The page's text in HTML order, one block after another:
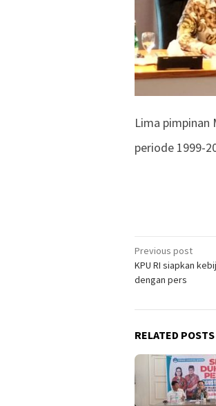
Lima pimpinan
periode 1999-
Post
navigation
Previous post
KPU RI siapkan
dengan pers
RELATED POSTS